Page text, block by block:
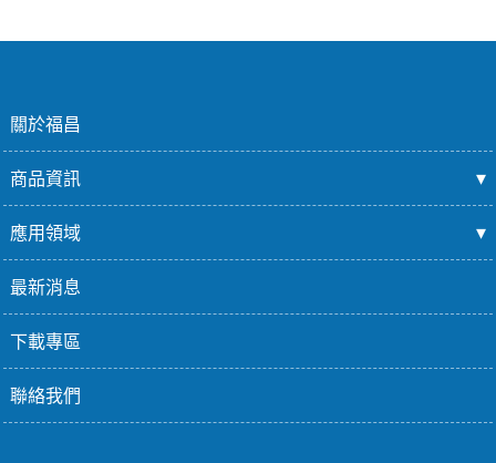
關於福昌
商品資訊
應用領域
最新消息
下載專區
聯絡我們